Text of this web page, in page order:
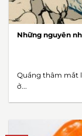
Những nguyên
Quầng thâm mắt
ở...